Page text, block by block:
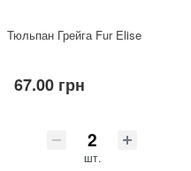
Тюльпан Грейга Fur Elise
67.00 грн
шт.